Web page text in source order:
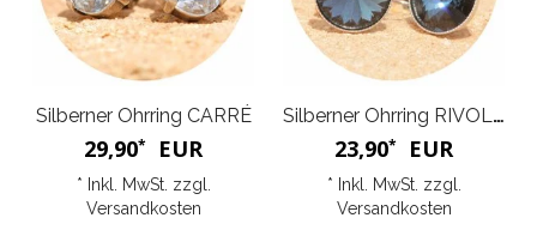
Silberner Ohrring CARRÉ
29,90* EUR
* Inkl. MwSt. zzgl.
Versandkosten
Silberner Ohrring RIVOLI K
23,90* EUR
* Inkl. MwSt. zzgl.
Versandkosten